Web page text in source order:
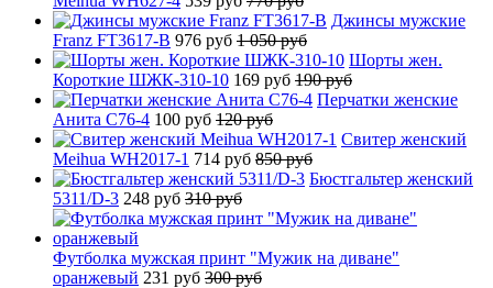
Джинсы мужские
Franz FT3617-B 976 руб 1 050 руб
Шорты жен.
Короткие ШЖК-310-10 169 руб 190 руб
Перчатки женские
Анита C76-4 100 руб 120 руб
Свитер женский
Meihua WH2017-1 714 руб 850 руб
Бюстгальтер женский
5311/D-3 248 руб 310 руб
Футболка мужская принт "Мужик на диване"
оранжевый 231 руб 300 руб